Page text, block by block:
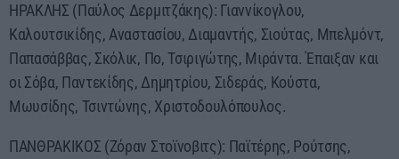
ΗΡΑΚΛΗΣ (Παύλος Δερμιτζάκης): Γιαννίκογλου,
Καλουτσικίδης, Αναστασίου, Διαμαντής, Σιούτας, Μπελμόντ,
Παπασάββας, Σκόλικ, Πο, Τσιριγώτης, Μιράντα. Έπαιξαν και
οι Σόβα, Παντεκίδης, Δημητρίου, Σιδεράς, Κούστα,
Μωυσίδης, Τσιντώνης, Χριστοδουλόπουλος.
ΠΑΝΘΡΑΚΙΚΟΣ (Ζόραν Στοϊνοβιτς): Παϊτέρης, Ρούτσης,